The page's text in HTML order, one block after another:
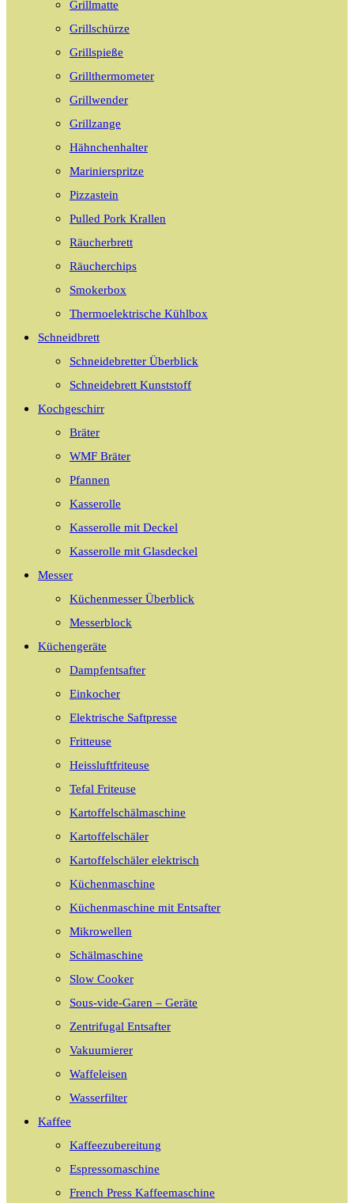
Grillmatte
Grillschürze
Grillspieße
Grillthermometer
Grillwender
Grillzange
Hähnchenhalter
Marinierspritze
Pizzastein
Pulled Pork Krallen
Räucherbrett
Räucherchips
Smokerbox
Thermoelektrische Kühlbox
Schneidbrett
Schneidebretter Überblick
Schneidebrett Kunststoff
Kochgeschirr
Bräter
WMF Bräter
Pfannen
Kasserolle
Kasserolle mit Deckel
Kasserolle mit Glasdeckel
Messer
Küchenmesser Überblick
Messerblock
Küchengeräte
Dampfentsafter
Einkocher
Elektrische Saftpresse
Fritteuse
Heissluftfriteuse
Tefal Friteuse
Kartoffelschälmaschine
Kartoffelschäler
Kartoffelschäler elektrisch
Küchenmaschine
Küchenmaschine mit Entsafter
Mikrowellen
Schälmaschine
Slow Cooker
Sous-vide-Garen – Geräte
Zentrifugal Entsafter
Vakuumierer
Waffeleisen
Wasserfilter
Kaffee
Kaffeezubereitung
Espressomaschine
French Press Kaffeemaschine